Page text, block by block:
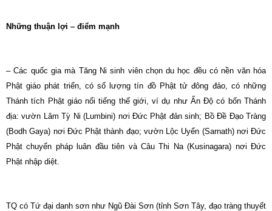
Những thuận lợi – điểm mạnh
– Các quốc gia mà Tăng Ni sinh viên chọn du học đều có nền văn hóa
Phật giáo phát triển, có số lượng tín đồ Phật tử đông đảo, có những
Thánh tích Phật giáo nổi tiếng thế giới, ví dụ như Ấn Độ có bốn Thánh
địa: vườn Lâm Tỳ Ni (Lumbini) nơi Đức Phật đản sinh; Bồ Đề Đạo Tràng
(Bodh Gaya) nơi Đức Phật thành đạo; vườn Lộc Uyển (Sarnath) nơi Đức
Phật chuyển pháp luân đầu tiên và Câu Thi Na (Kusinagara) nơi Đức
Phật nhập diệt.
TQ có Tứ đại danh sơn như Ngũ Đài Sơn (tỉnh Sơn Tây, đạo tràng thuyết